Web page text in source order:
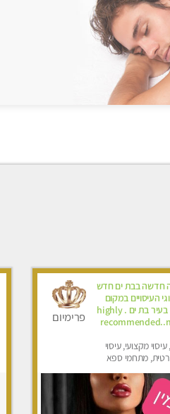
חדשה בבת ים חדש
העיסויים במקום
הכי מושלם בעיר בת ים . highly
מקצועי, עיסוי
מתחמי ספא
טנטרה
פרימיום